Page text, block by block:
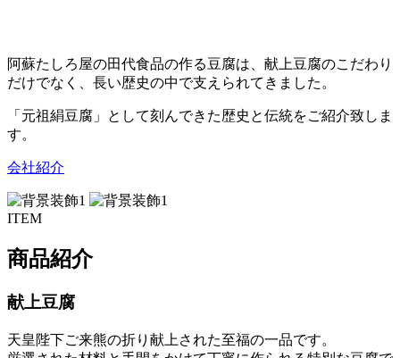
阿蘇たしろ屋の田代食品の作る豆腐は、献上豆腐のこだわり
だけでなく、長い歴史の中で支えられてきました。
「元祖絹豆腐」として刻んできた歴史と伝統をご紹介致しま
す。
会社紹介
ITEM
商品紹介
献上豆腐
天皇陛下ご来熊の折り献上された至福の一品です。